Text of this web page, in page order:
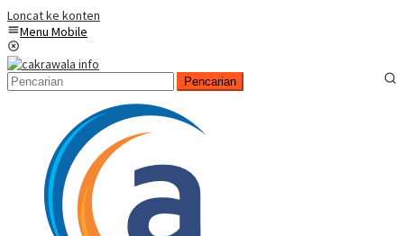
Loncat ke konten
Menu Mobile
Pencarian